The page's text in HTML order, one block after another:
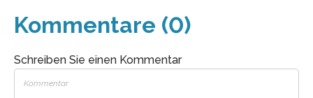
Kommentare (0)
Schreiben Sie einen Kommentar